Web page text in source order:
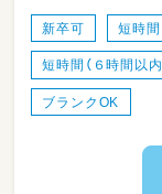
※従
※就業
新卒可 短時間
短時間（６時間以内
ブランクOK